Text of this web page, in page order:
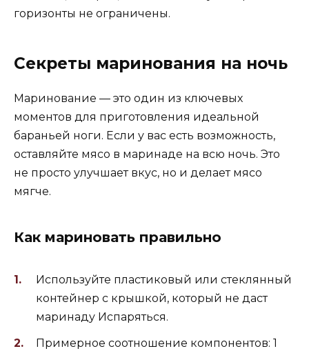
горизонты не ограничены.
Секреты маринования на ночь
Маринование — это один из ключевых
моментов для приготовления идеальной
бараньей ноги. Если у вас есть возможность,
оставляйте мясо в маринаде на всю ночь. Это
не просто улучшает вкус, но и делает мясо
мягче.
Как мариновать правильно
Используйте пластиковый или стеклянный
контейнер с крышкой, который не даст
маринаду Испаряться.
Примерное соотношение компонентов: 1